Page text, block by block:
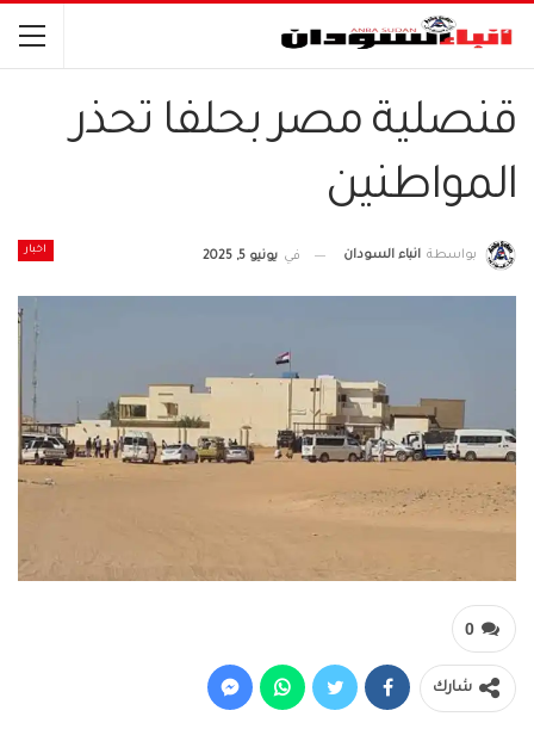
قنصلية مصر بحلفا تحذر
المواطنين
اخبار بواسطة انباء السودان في يونيو 5, 2025
0
شارك